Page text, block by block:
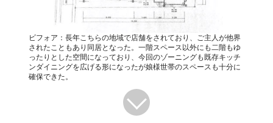
ビフォア：長年こちらの地域で店舗をされており、ご主人が他界
されたこともあり同居となった。一階スペース以外にも二階もゆ
ったりとした空間になっており、今回のゾーニングも既存キッチ
ンダイニングを広げる形になったが娘様世帯のスペースも十分に
確保できた。